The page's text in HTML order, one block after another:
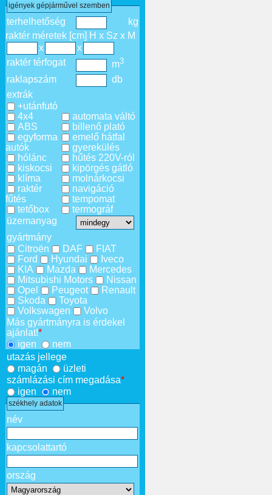
igények gépjárművel szemben
terhelhetőség
kg
raktér méretek [cm] H x Sz x M
x
x
raktér térfogat
m3
raklapszám
db
extrák
+utánfutó
4x4
ABS
egyforma
autók
hólánc
kiskocsi
klíma
raktér
fűtés
tetőbox
automata váltó
billenő plató
emelő hátfal
gyerekülés
hűtés 220V-ról
kipörgés gátló
molnárkocsi
navigáció
tempomat
termográf
üzemanyag
gyártmány
Citroën
DAF
FIAT
Ford
Hyundai
Iveco
KIA
Mazda
Mercedes
Mitsubishi Motors
Nissan
Opel
Peugeot
Renault
Skoda
Toyota
Volkswagen
Volvo
Más gyártmányra is érdekel
ajánlat!*
igen
nem
utazás jellege
magán
üzleti
számlázási cím megadása*
igen
nem
székhely adatok
név
kapcsolattartó
ország